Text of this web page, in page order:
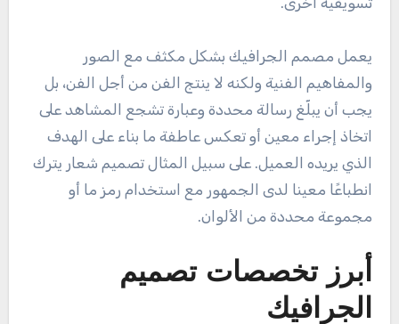
يعمل مصمم الجرافيك بشكل مكثف مع الصور
والمفاهيم الفنية ولكنه لا ينتج الفن من أجل الفن، بل
يجب أن يبلّغ رسالة محددة وعبارة تشجع المشاهد على
اتخاذ إجراء معين أو تعكس عاطفة ما بناء على الهدف
الذي يريده العميل. على سبيل المثال تصميم شعار يترك
انطباعًا معينا لدى الجمهور مع استخدام رمز ما أو
مجموعة محددة من الألوان.
أبرز تخصصات تصميم
الجرافيك